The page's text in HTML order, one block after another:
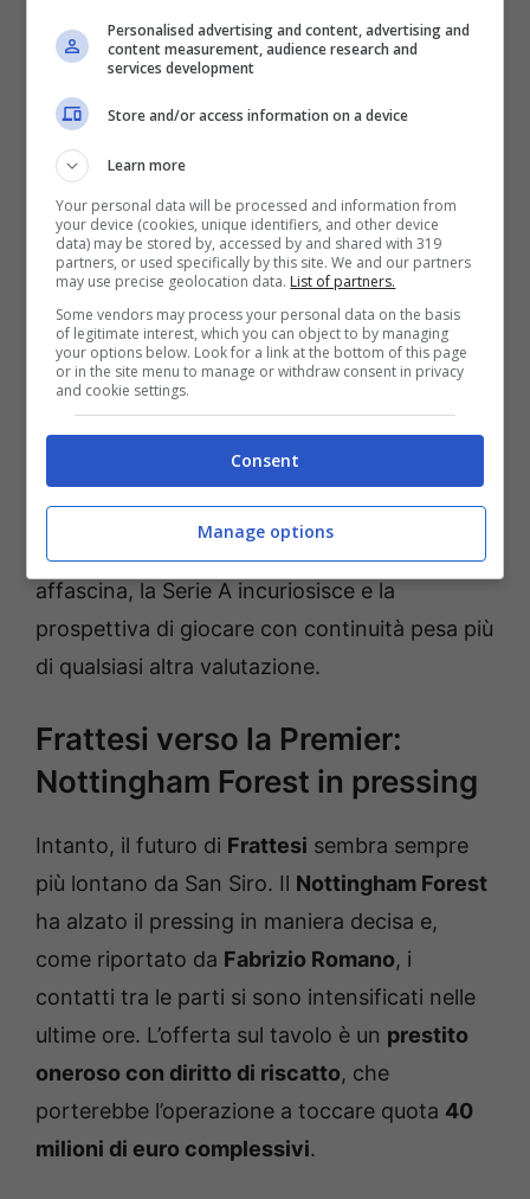
e la sensazione è che un’uscita temporanea
possa essere vista come una soluzione utile
per tutte le parti in causa. L’Inter osserva e
potrebbe sbloccarsi solo nel momento in cui
Frattesi lascerà ufficialmente Milano.
Non è un caso che le due trattative viaggino
in parallelo. In viale della Liberazione l’idea è
chiara: sostituire un centrocampista dinamico
con un altro profilo giovane, tecnico e
abituato a ritmi elevati. Jones, inglese di
e vede nell’esperienza nerazzurra una
possibile svolta per la sua carriera. Milano lo
affascina, la Serie A incuriosisce e la
prospettiva di giocare con continuità pesa più
di qualsiasi altra valutazione.
Frattesi verso la Premier:
Nottingham Forest in pressing
Intanto, il futuro di Frattesi sembra sempre
più lontano da San Siro. Il Nottingham Forest
ha alzato il pressing in maniera decisa e,
come riportato da Fabrizio Romano, i
contatti tra le parti si sono intensificati nelle
ultime ore. L’offerta sul tavolo è un prestito
oneroso con diritto di riscatto, che
porterebbe l’operazione a toccare quota 40
milioni di euro complessivi.
Personalised advertising and content, advertising and
content measurement, audience research and
services development
Store and/or access information on a device
Learn more
Your personal data will be processed and information from
your device (cookies, unique identifiers, and other device
data) may be stored by, accessed by and shared with 319
partners, or used specifically by this site. We and our partners
may use precise geolocation data. List of partners.
Some vendors may process your personal data on the basis
of legitimate interest, which you can object to by managing
your options below. Look for a link at the bottom of this page
or in the site menu to manage or withdraw consent in privacy
and cookie settings.
Consent
Manage options